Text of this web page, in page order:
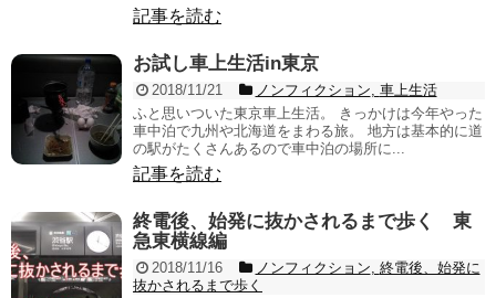
記事を読む
お試し車上生活in東京
2018/11/21 ノンフィクション 車上生活
ふと思いついた東京車上生活。 きっかけは今年やった
車中泊で九州や北海道をまわる旅。 地方は基本的に道
の駅がたくさんあるので車中泊の場所に...
記事を読む
終電後、始発に抜かされるまで歩く 東
急東横線編
2018/11/16 ノンフィクション 終電後、始発に
抜かされるまで歩く